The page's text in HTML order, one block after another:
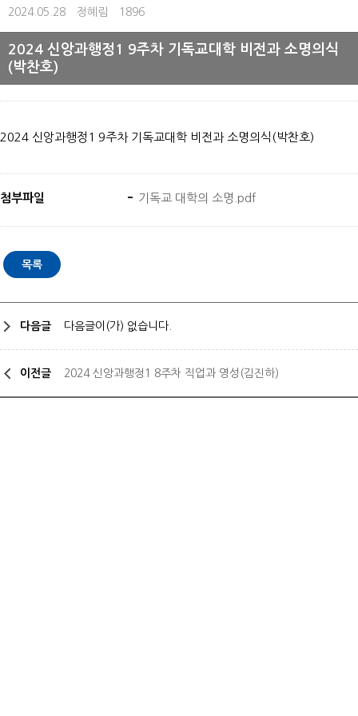
2024.05.28 정혜림 1896
2024 신앙과행정1 9주차 기독교대학 비전과 소명의식
(박찬호)
2024 신앙과행정1 9주차 기독교대학 비전과 소명의식(박찬호)
첨부파일 기독교 대학의 소명.pdf
다음글 다음글이(가) 없습니다.
이전글 2024 신앙과행정1 8주차 직업과 영성(김진하)